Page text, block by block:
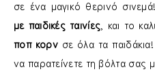
σε ένα μαγικό θερινό
με παιδικές ταινίες, και το
ποπ κορνσε όλα τα παιδάκια!
να παρατείνετε τη βόλτα σας